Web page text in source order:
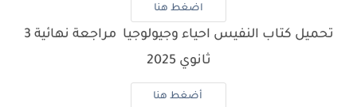
اضغط هنا
تحميل كتاب النفيس احياء وجيولوجيا مراجعة نهائية 3
ثانوي 2025
أضغط هنا